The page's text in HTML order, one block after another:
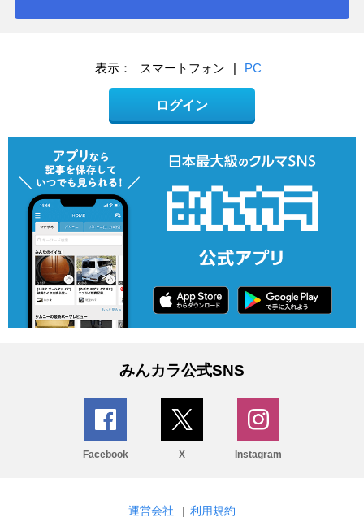
表示： スマートフォン | PC
ログイン
みんカラ公式SNS
Facebook X Instagram
運営会社 | 利用規約